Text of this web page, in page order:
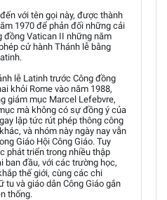
với tên gọi này, được thành
1970 để phản đối những cải
đồng Vatican II những năm
cử hành Thánh lễ bằng
lễ Latinh trước Công đồng
khỏi Rome vào năm 1988,
giám mục Marcel Lefebvre,
mà không có sự đồng ý của
lập tức rút phép thông công
và nhóm này ngày nay vẫn
Giáo Hội Công Giáo. Tuy
phát triển trong nhiều thập
ban đầu, với các trường học,
thế giới, cùng các chi
tu và giáo dân Công Giáo gắn
thống.